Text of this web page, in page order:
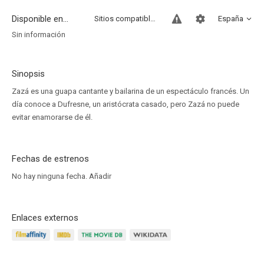
Disponible en... España
Sitios compatibles
Sin información
Sinopsis
Zazá es una guapa cantante y bailarina de un espectáculo francés. Un
día conoce a Dufresne, un aristócrata casado, pero Zazá no puede
evitar enamorarse de él.
Fechas de estrenos
No hay ninguna fecha. Añadir
Enlaces externos